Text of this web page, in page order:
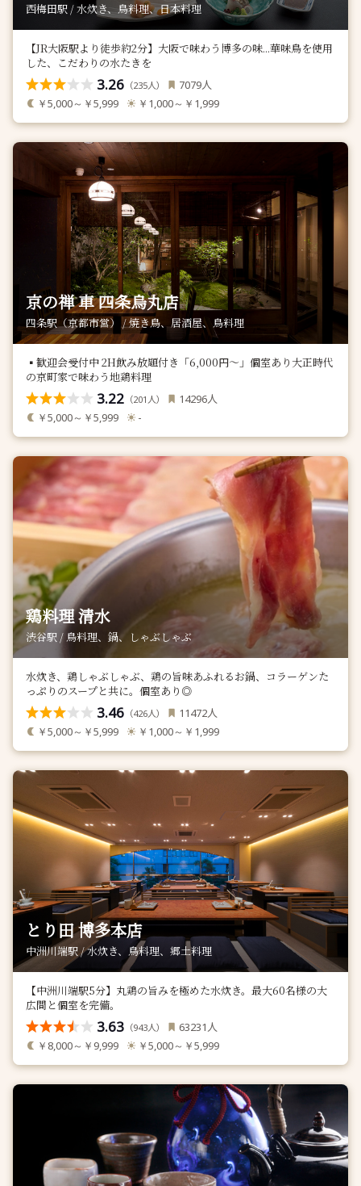
西梅田駅 / 水炊き、鳥料理、日本料理
【JR大阪駅より徒歩約2分】大阪で味わう博多の味...華味鳥を使用
した、こだわりの水たきを
3.26 （235人） 7079人
￥5,000～￥5,999 ￥1,000～￥1,999
京の禅 車 四条烏丸店
四条駅（京都市営） / 焼き鳥、居酒屋、鳥料理
▪️歓迎会受付中 2H飲み放題付き「6,000円〜」個室あり大正時代
の京町家で味わう地鶏料理
3.22 （201 人） 14296人
￥5,000～￥5,999 -
鶏料理 清水
渋谷駅 / 鳥料理、鍋、しゃぶしゃぶ
水炊き、鶏しゃぶしゃぶ、鶏の旨味あふれるお鍋、コラーゲンた
っぷりのスープと共に。個室あり◎
3.46 （426人） 11472人
￥5,000～￥5,999 ￥1,000～￥1,999
とり田 博多本店
中洲川端駅 / 水炊き、鳥料理、郷土料理
【中洲川端駅5分】丸鶏の旨みを極めた水炊き。最大60名様の大
広間と個室を完備。
3.63 （943人） 63231 人
￥8,000～￥9,999 ￥5,000～￥5,999